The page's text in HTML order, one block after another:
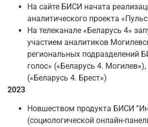
На сайте БИСИ начата
аналитического проекта
На телеканале «Беларусь 4»
участием аналитиков
региональных подразделений
голос» («Беларусь 4.
(«Беларусь 4. Брест»)
2023
Новшеством продукта БИСИ
(социологической онлайн-